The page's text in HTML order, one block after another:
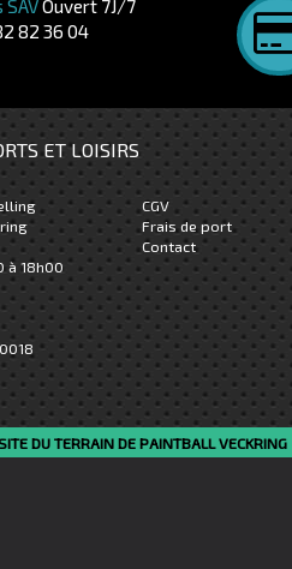
SAVOuvert 7J/7
82 36 04
ET LOISIRS
à 18h00
CGV
Frais de port
Contact
DU TERRAIN DE PAINTBALL VECKRING